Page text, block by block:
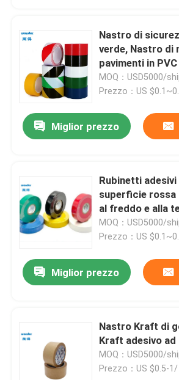
Nastro di
verde, Nastro di
pavimenti in
1260 mm
MOQ：USD5000/
Prezzo：US
Miglior prezzo
Rubinetti adesivi
superficie
al freddo e alla
MOQ：USD5000/
Prezzo：US
Miglior prezzo
Nastro Kraft di
Kraft adesivo ad
MOQ：USD5000/
Prezzo：US $0.5-1/